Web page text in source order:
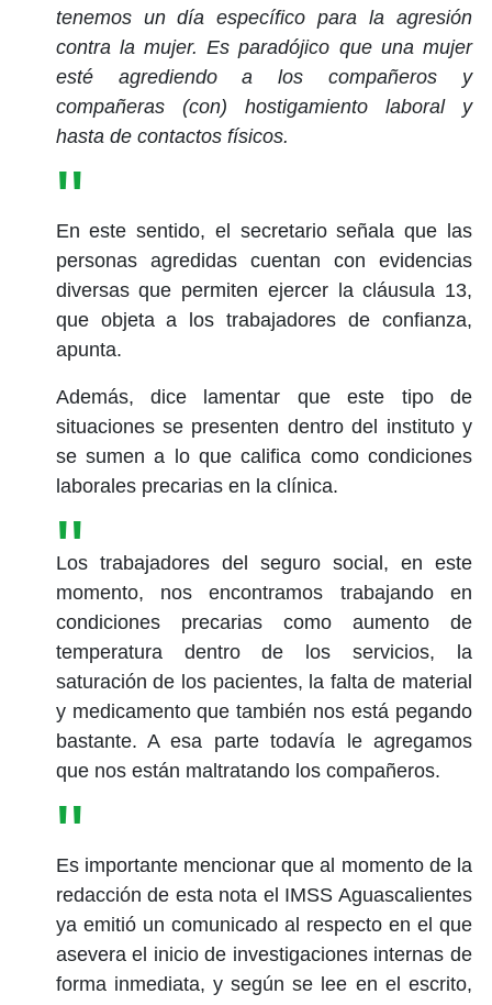
tenemos un día específico para la agresión
contra la mujer. Es paradójico que una mujer
esté agrediendo a los compañeros y
compañeras (con) hostigamiento laboral y
hasta de contactos físicos.
En este sentido, el secretario señala que las
personas agredidas cuentan con evidencias
diversas que permiten ejercer la cláusula 13,
que objeta a los trabajadores de confianza,
apunta.
Además, dice lamentar que este tipo de
situaciones se presenten dentro del instituto y
se sumen a lo que califica como condiciones
laborales precarias en la clínica.
Los trabajadores del seguro social, en este
momento, nos encontramos trabajando en
condiciones precarias como aumento de
temperatura dentro de los servicios, la
saturación de los pacientes, la falta de material
y medicamento que también nos está pegando
bastante. A esa parte todavía le agregamos
que nos están maltratando los compañeros.
Es importante mencionar que al momento de la
redacción de esta nota el IMSS Aguascalientes
ya emitió un comunicado al respecto en el que
asevera el inicio de investigaciones internas de
forma inmediata, y según se lee en el escrito,